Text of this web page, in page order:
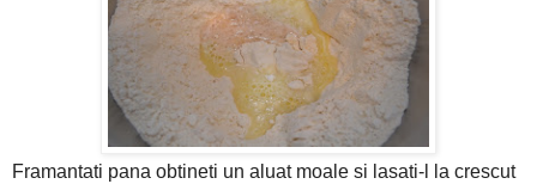
Framantati pana obtineti un aluat moale si lasati-l la crescut